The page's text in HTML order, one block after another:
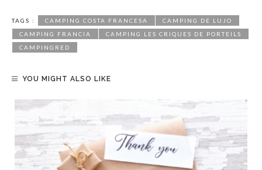
TAGS : CAMPING COSTA FRANCESA
CAMPING DE LUJO
CAMPING FRANCIA
CAMPING LES CRIQUES DE PORTEILS
CAMPINGRED
YOU MIGHT ALSO LIKE